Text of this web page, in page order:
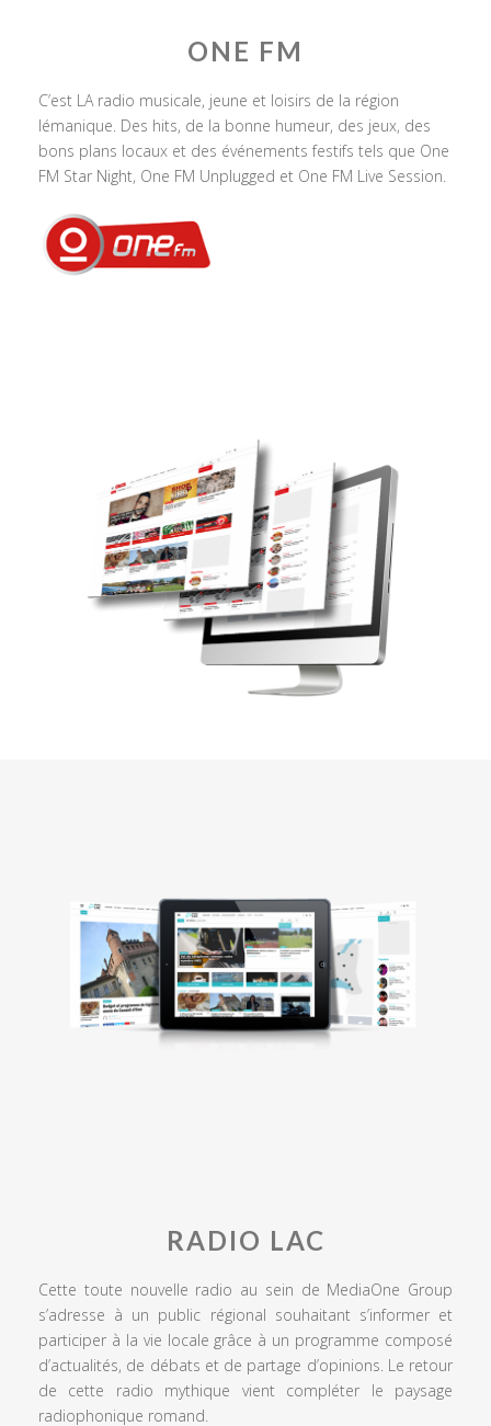
ONE FM
C’est LA radio musicale, jeune et loisirs de la région
lémanique. Des hits, de la bonne humeur, des jeux, des
bons plans locaux et des événements festifs tels que One
FM Star Night, One FM Unplugged et One FM Live Session.
RADIO LAC
Cette toute nouvelle radio au sein de MediaOne Group
s’adresse à un public régional souhaitant s’informer et
participer à la vie locale grâce à un programme composé
d’actualités, de débats et de partage d’opinions. Le retour
de cette radio mythique vient compléter le paysage
radiophonique romand.